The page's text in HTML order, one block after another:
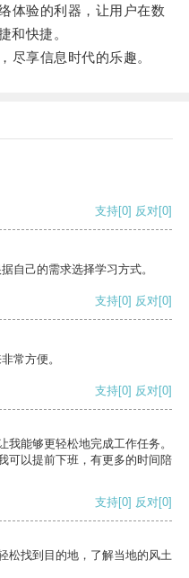
验的利器，让用户在数
和快捷。
享信息时代的乐趣。
支持[0] 反对[0]
自己的需求选择学习方式。
支持[0] 反对[0]
常方便。
支持[0] 反对[0]
能够更轻松地完成工作任务。
可以提前下班，有更多的时间陪
支持[0] 反对[0]
松找到目的地，了解当地的风土